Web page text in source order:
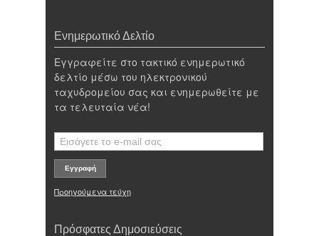
Ενημερωτικό Δελτίο
Εγγραφείτε στο τακτικό ενημερωτικό
δελτίο μέσω του ηλεκτρονικού
ταχυδρομείου σας και ενημερωθείτε με
τα τελευταία νέα!
Προηγούμενα τεύχη
Πρόσφατες Δημοσιεύσεις